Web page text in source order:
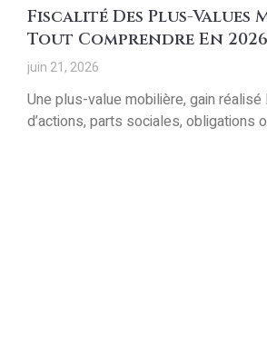
Fiscalité Des Plus-Values
Tout Comprendre En 2026
juin 21, 2026
Une plus-value mobilière, gain
d’actions, parts sociales, obligations